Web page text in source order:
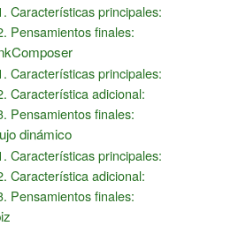
Características principales:
Pensamientos finales:
Características principales:
Característica adicional:
Pensamientos finales:
dinámico
Características principales:
Característica adicional:
Pensamientos finales: